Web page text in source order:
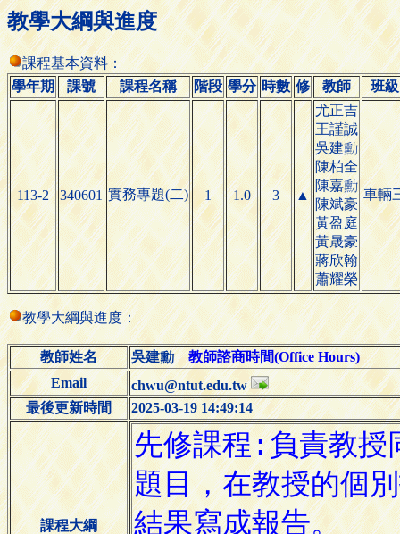
教學大綱與進度
課程基本資料：
學年期
課號 課程名稱 階段 學分 時數 修 教師 班級
113-2 340601 實務專題(二) 1 1.0 3 ▲
尤正吉
王謹誠
吳建
陳柏全
陳嘉
陳斌豪
黃盈庭
黃晟豪
蔣欣翰
蕭耀榮
車輛
教學大綱與進度：
教師姓名 吳建
教師諮商時間(Office Hours)
Email
chwu@ntut.edu.tw
最後更新時間
2025-03-19 14:49:14
課程大綱